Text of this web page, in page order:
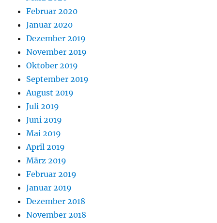
Februar 2020
Januar 2020
Dezember 2019
November 2019
Oktober 2019
September 2019
August 2019
Juli 2019
Juni 2019
Mai 2019
April 2019
März 2019
Februar 2019
Januar 2019
Dezember 2018
November 2018